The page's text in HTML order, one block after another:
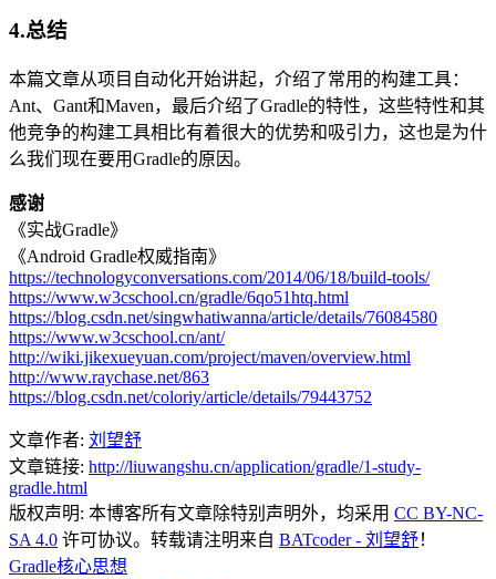
4.总结
本篇文章从项目自动化开始讲起，介绍了常用的构建工具：
Ant、Gant和Maven，最后介绍了Gradle的特性，这些特性和其
他竞争的构建工具相比有着很大的优势和吸引力，这也是为什
么我们现在要用Gradle的原因。
感谢
《实战Gradle》
《Android Gradle权威指南》
https://technologyconversations.com/2014/06/18/build-tools/
https://www.w3cschool.cn/gradle/6qo51htq.html
https://blog.csdn.net/singwhatiwanna/article/details/76084580
https://www.w3cschool.cn/ant/
http://wiki.jikexueyuan.com/project/maven/overview.html
http://www.raychase.net/863
https://blog.csdn.net/coloriy/article/details/79443752
文章作者: 刘望舒
文章链接: http://liuwangshu.cn/application/gradle/1-study-
gradle.html
版权声明: 本博客所有文章除特别声明外，均采用 CC BY-NC-
SA 4.0 许可协议。转载请注明来自 BATcoder - 刘望舒！
Gradle核心思想